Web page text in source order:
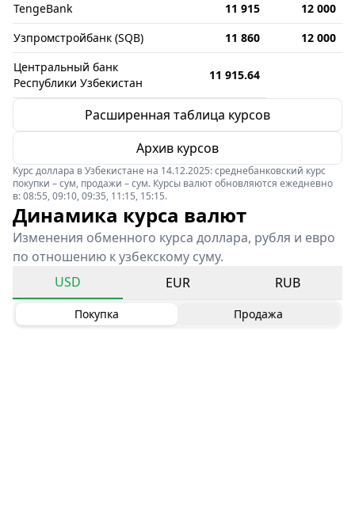
TengeBank
11 915
12 000
Узпромстройбанк (SQB)
11 860
12 000
Центральный банк
Республики Узбекистан
11 915.64
Расширенная таблица курсов
Архив курсов
Курс доллара в Узбекистане на 14.12.2025: среднебанковский курс
покупки – сум, продажи – сум. Курсы валют обновляются ежедневно
в: 08:55, 09:10, 09:35, 11:15, 15:15.
Динамика курса валют
Изменения обменного курса доллара, рубля и евро
по отношению к узбекскому суму.
USD
EUR RUB
Покупка Продажа